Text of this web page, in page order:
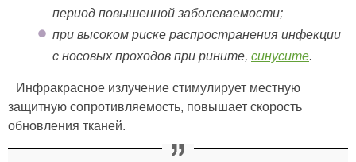
период повышенной заболеваемости;
при высоком риске распространения инфекции
с носовых проходов при рините, синусите.
Инфракрасное излучение стимулирует местную
защитную сопротивляемость, повышает скорость
обновления тканей.